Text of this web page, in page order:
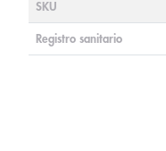
SKU
Registro sanitario